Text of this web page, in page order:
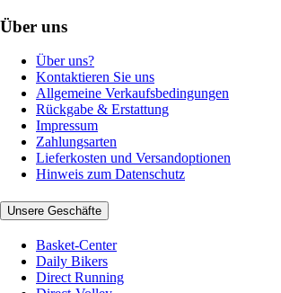
Über uns
Über uns?
Kontaktieren Sie uns
Allgemeine Verkaufsbedingungen
Rückgabe & Erstattung
Impressum
Zahlungsarten
Lieferkosten und Versandoptionen
Hinweis zum Datenschutz
Unsere Geschäfte
Basket-Center
Daily Bikers
Direct Running